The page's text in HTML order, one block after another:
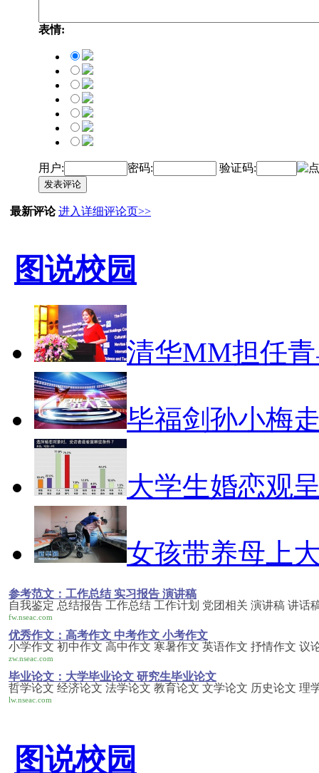
表情:
用户: 密码: 验证码:
发表评论
最新评论 进入详细评论页>>
图说校园
清华MM担任
毕福剑孙小梅
大学生婚恋观
女孩带养母上
参考范文：工作总结 实习报告 演讲稿
自我鉴定 总结报告 工作总结 工作计划 党团相关 演讲稿 讲话
fw.nseac.com
优秀作文：高考作文 中考作文 小考作文
小学作文 初中作文 高中作文 寒暑作文 英语作文 抒情作文 议
zw.nseac.com
毕业论文：大学毕业论文 研究生毕业论文
哲学论文 经济论文 法学论文 教育论文 文学论文 历史论文 理
lw.nseac.com
图说校园